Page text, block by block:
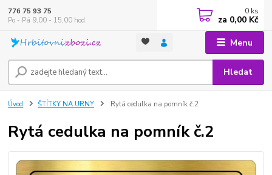
Menu
Hledat
776 75 93 75
Po - Pá 9,00 - 15,00 hod.
0 ks
za 0,00 Kč
Úvod ŠTÍTKY NA URNY Rytá cedulka na pomník č.2
Rytá cedulka na pomník č.2